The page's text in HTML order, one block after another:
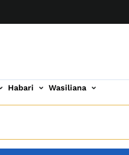
Habari Wasiliana